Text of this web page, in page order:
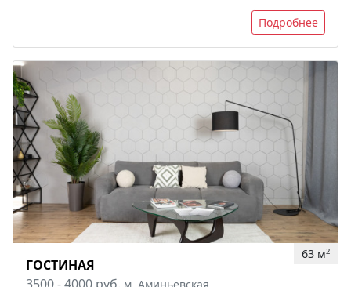
Подробнее
63 м2
ГОСТИНАЯ
3500 - 4000 руб. м. Аминьевская